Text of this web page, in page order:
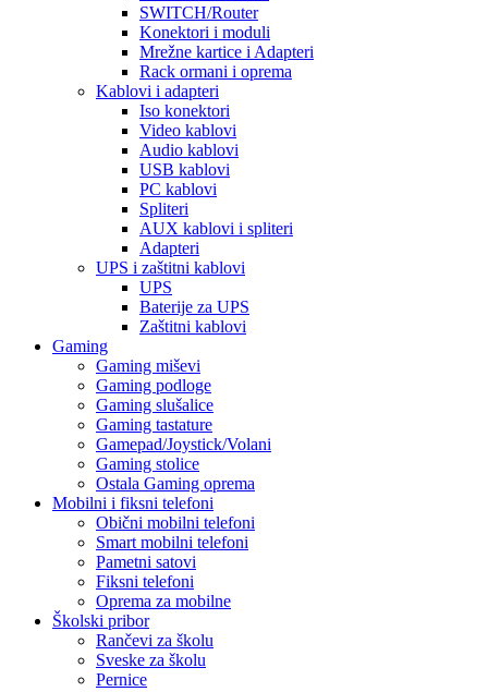
SWITCH/Router
Konektori i moduli
Mrežne kartice i Adapteri
Rack ormani i oprema
Kablovi i adapteri
Iso konektori
Video kablovi
Audio kablovi
USB kablovi
PC kablovi
Spliteri
AUX kablovi i spliteri
Adapteri
UPS i zaštitni kablovi
UPS
Baterije za UPS
Zaštitni kablovi
Gaming
Gaming miševi
Gaming podloge
Gaming slušalice
Gaming tastature
Gamepad/Joystick/Volani
Gaming stolice
Ostala Gaming oprema
Mobilni i fiksni telefoni
Obični mobilni telefoni
Smart mobilni telefoni
Pametni satovi
Fiksni telefoni
Oprema za mobilne
Školski pribor
Rančevi za školu
Sveske za školu
Pernice